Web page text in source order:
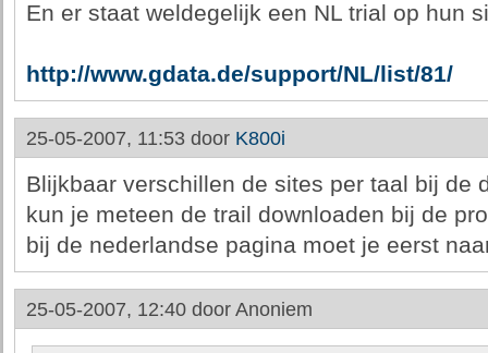
En er staat weldegelijk een NL trial op hun
http://www.gdata.de/support/NL/list/81/
25-05-2007, 11:53 door K800i
Blijkbaar verschillen de sites per taal bij de
kun je meteen de trail downloaden bij de
bij de nederlandse pagina moet je eerst
25-05-2007, 12:40 door Anoniem